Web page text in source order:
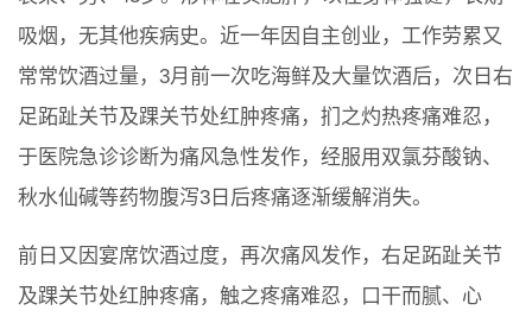
吸烟，无其他疾病史。近一年因自主创业，工作劳累又
常常饮酒过量，3月前一次吃海鲜及大量饮酒后，次日右
足跖趾关节及踝关节处红肿疼痛，扪之灼热疼痛难忍，
于医院急诊诊断为痛风急性发作，经服用双氯芬酸钠、
秋水仙碱等药物腹泻3日后疼痛逐渐缓解消失。
前日又因宴席饮酒过度，再次痛风发作，右足跖趾关节
及踝关节处红肿疼痛，触之疼痛难忍，口干而腻、心